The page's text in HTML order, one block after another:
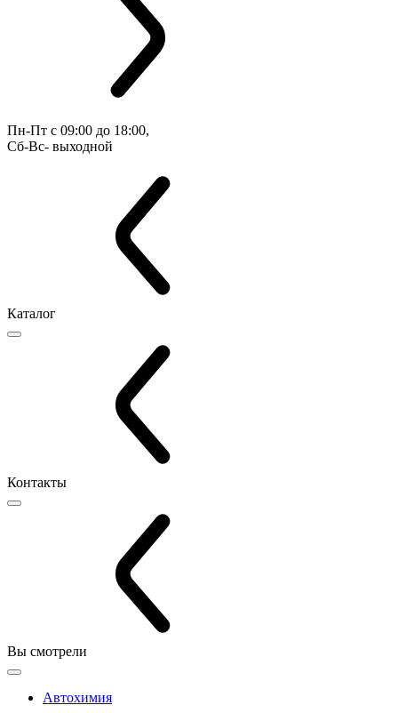
Пн-Пт с 09:00 до 18:00,
Сб-Вс- выходной
Каталог
Контакты
Вы смотрели
Автохимия